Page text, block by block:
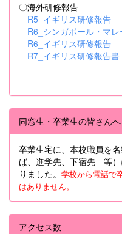
〇海外研修報告
R5_イギリス研修報告
R6_シンガポール・マ
R6_イギリス研修報告
R7_イギリス研修報告書
同窓生・卒業生の皆さんへ
卒業生宅に、本校職員を
ば、進学先、下宿先 等）
りました。 学校から電話で
はありません。
アクセス数